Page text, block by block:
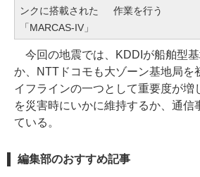
ンクに搭載された
「MARCAS-IV」
作業を行う
今回の地震では、KDDIが船舶型
か、NTTドコモも大ゾーン基地局を
イフラインの一つとして重要度が増
を災害時にいかに維持するか、通信
ている。
編集部のおすすめ記事